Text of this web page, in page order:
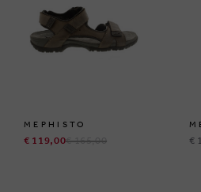
MEPHISTO
€ 119,00€ 165,00 €